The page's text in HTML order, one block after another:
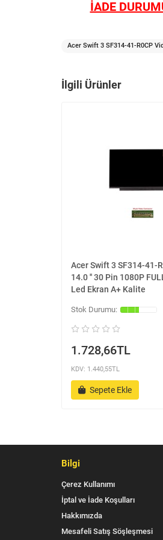
İADE
Acer Swift 3 SF314-41-R0CP
İlgili Ürünler
Acer Swift 3 SF314-41-
14.0 '' 30 Pin 1080P
Led Ekran A+ Kalite
1.728,66TL
KDV: 1.440,55TL
Sepete Ekle
Bilgi
Çerez Kullanımı
İptal ve İade Koşulları
Hakkımızda
Mesafeli Satış Söşleşmesi